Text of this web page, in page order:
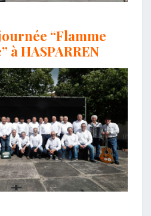
“Flamme
à HASPARREN